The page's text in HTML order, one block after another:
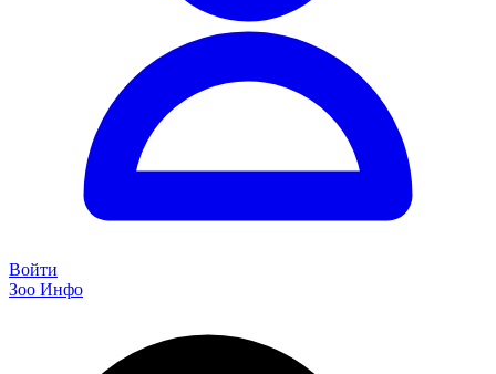
Войти
Зоо Инфо